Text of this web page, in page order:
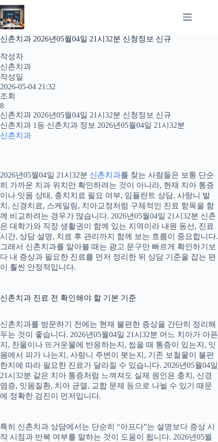
본
문
으
로
건
너
뛰
기
신촌치과 2026년05월04일 21시32분 신청정보 신규
작성자
신촌치과
작성일
2026-05-04 21:32
조회
8
신촌치과 2026년05월04일 21시32분 신청정보 신규
신촌치과 1등 신촌치과 정보 2026년05월04일 21시32분
신촌치과
2026년05월04일 21시32분 신촌치과를 찾는 사람들은 보통 단순
히 가까운 치과 위치만 확인하려는 것이 아니라, 현재 치아 통증
이나 잇몸 상태, 충치치료 필요 여부, 임플란트 상담, 사랑니 발
치, 신경치료, 스케일링, 치아교정처럼 구체적인 진료 항목을 함
께 비교하려는 경우가 많습니다. 2026년05월04일 21시32분 신촌
은 대학가와 직장 생활권이 함께 있는 지역이라 내원 동선, 진료
시간, 상담 설명, 치료 후 관리까지 함께 보는 흐름이 중요합니다.
그래서 신촌치과를 알아볼 때는 광고 문구만 빠르게 확인하기보
다 내 증상과 필요한 진료를 먼저 정리한 뒤 상담 기준을 잡는 편
이 훨씬 안정적입니다.
신촌치과 진료 전 확인해야 할 기본 기준
신촌치과를 방문하기 전에는 현재 불편한 증상을 간단히 정리해
두는 것이 좋습니다. 2026년05월04일 21시32분 어느 치아가 아픈
지, 찬물이나 뜨거운물에 반응하는지, 씹을 때 통증이 있는지, 잇
몸에서 피가 나는지, 사랑니 주변이 붓는지, 기존 보철물이 불편
한지에 따라 필요한 진료가 달라질 수 있습니다. 2026년05월04일
21시32분 같은 치아 통증처럼 느껴져도 실제 원인은 충치, 신경
염증, 잇몸질환, 치아 균열, 교합 문제 등으로 나뉠 수 있기 때문
에 정확한 검진이 먼저입니다.
특히 신촌치과 상담에서는 단순히 “아프다”는 설명보다 증상 시
작 시점과 반복 여부를 말하는 것이 도움이 됩니다. 2026년05월